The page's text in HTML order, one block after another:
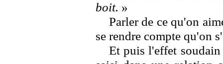
boit. »
Parler de ce qu'on
se rendre compte qu'on
Et puis l'effet